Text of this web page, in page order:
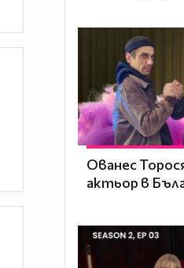
Ованес
актьор в